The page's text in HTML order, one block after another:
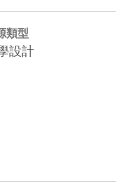
類型
設計